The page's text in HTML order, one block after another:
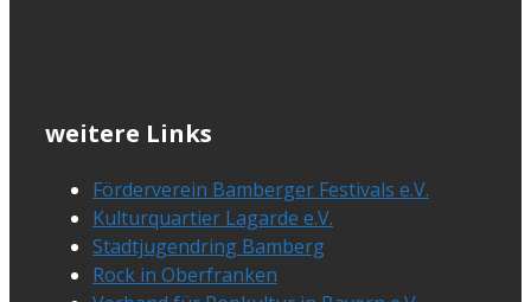
weitere Links
Förderverein Bamberger Festivals e.V.
Kulturquartier Lagarde e.V.
Stadtjugendring Bamberg
Rock in Oberfranken